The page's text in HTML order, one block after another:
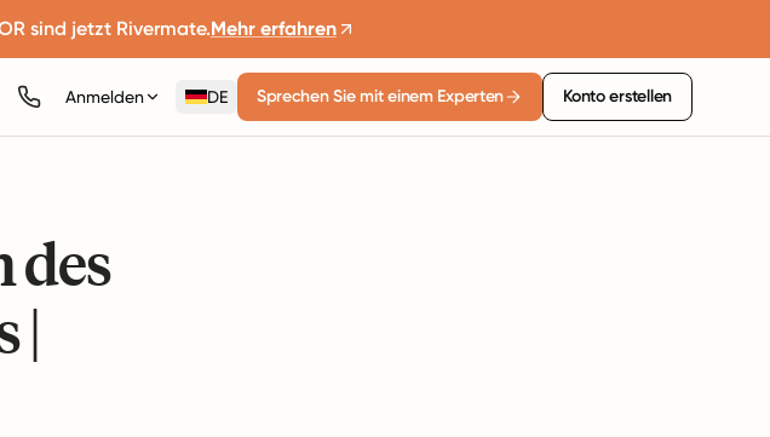
sind jetzt Rivermate.Mehr erfahren
Anmelden DE Sprechen Sie mit einem Experten Konto erstellen
des
|